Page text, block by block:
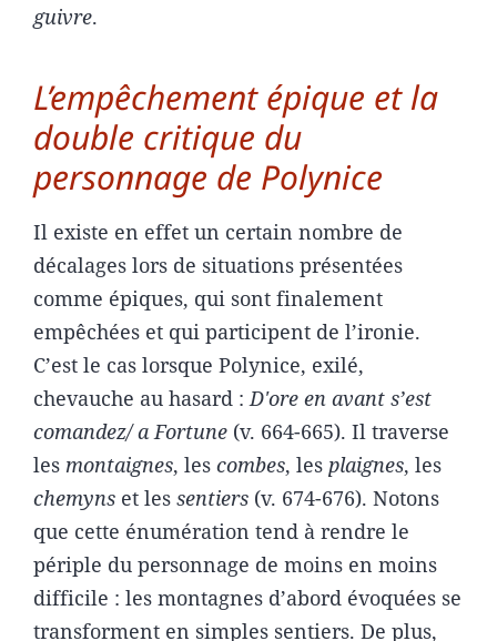
guivre.
L’empêchement épique et la
double critique du
personnage de Polynice
Il existe en effet un certain nombre de
décalages lors de situations présentées
comme épiques, qui sont finalement
empêchées et qui participent de l’ironie.
C’est le cas lorsque Polynice, exilé,
chevauche au hasard :D'ore en avant s’est
comandez/ a Fortune (v. 664-665). Il traverse
les montaignes, les combes, les plaignes, les
chemyns et les sentiers (v. 674-676). Notons
que cette énumération tend à rendre le
périple du personnage de moins en moins
difficile : les montagnes d’abord évoquées se
transforment en simples sentiers. De plus,